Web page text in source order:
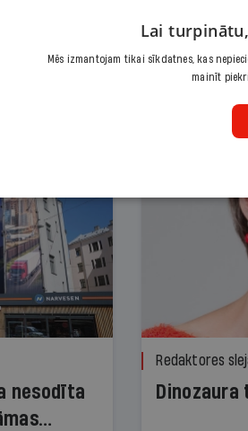
nesodīta
Redaktores
Lai
Mēs izmantojam tikai sīkdatnes, kas
mainīt